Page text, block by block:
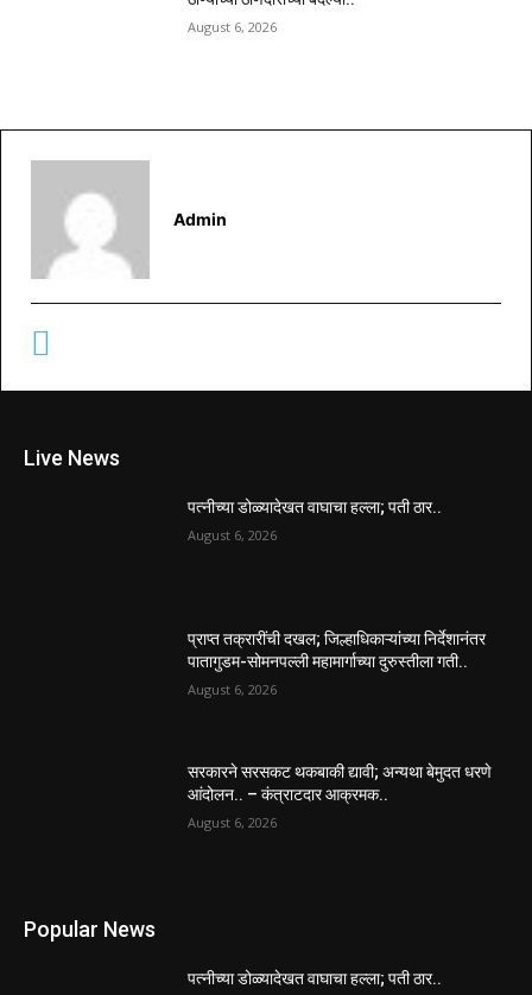
August 6, 2026
Admin
Live News
पत्नीच्या डोळ्यादेखत वाघाचा हल्ला; पती ठार..
August 6, 2026
प्राप्त तक्रारींची दखल; जिल्हाधिकाऱ्यांच्या निर्देशानंतर
पातागुडम-सोमनपल्ली महामार्गाच्या दुरुस्तीला गती..
August 6, 2026
सरकारने सरसकट थकबाकी द्यावी; अन्यथा बेमुदत धरणे
आंदोलन.. – कंत्राटदार आक्रमक..
August 6, 2026
Popular News
पत्नीच्या डोळ्यादेखत वाघाचा हल्ला; पती ठार..